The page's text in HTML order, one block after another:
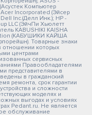
Компьютер
Incorporated (Эйсер
Inc.(Делл Инк.); HP -
LLC (ЭйчПи Хьюлетт
KABUSHIKI KAISHA
(КАБУШИКИ КАЙША
Товарные знаки
отношении которых
центрами
сервисных
Правообладателями
представителями в
в гражданский
ремонта, срок гарантии
и сложности
моделях и
выгодах и условиях
Pedant.ru. Не является
обслуживание